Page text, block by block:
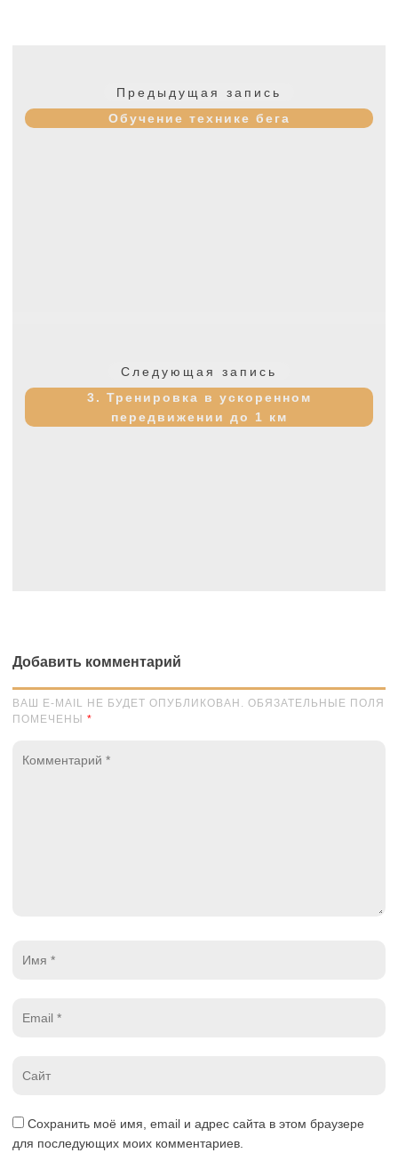
Предыдущая запись
запись:
Обучение технике бега
Следующая запись
запись:
3. Тренировка в ускоренном
передвижении до 1 км
Добавить комментарий
ВАШ E-MAIL НЕ БУДЕТ ОПУБЛИКОВАН. ОБЯЗАТЕЛЬНЫЕ ПОЛЯ
ПОМЕЧЕНЫ *
Сохранить моё имя, email и адрес сайта в этом браузере
для последующих моих комментариев.